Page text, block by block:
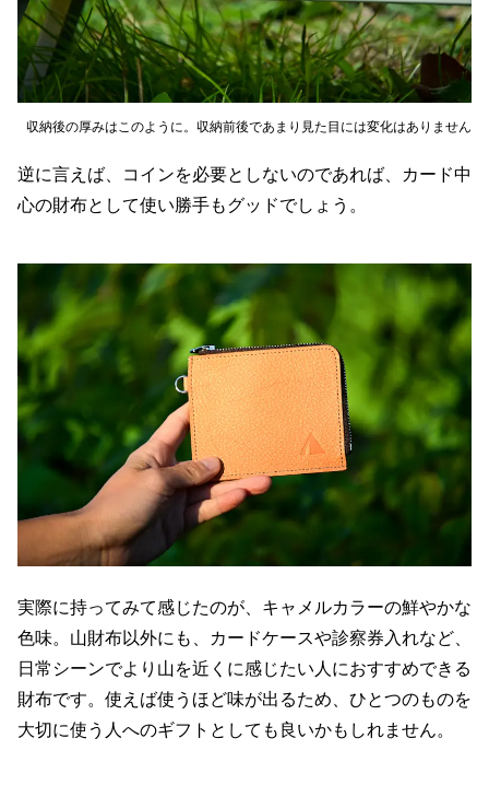
収納後の厚みはこのように。収納前後であまり見た目には変化はありません
逆に言えば、コインを必要としないのであれば、カード中
心の財布として使い勝手もグッドでしょう。
実際に持ってみて感じたのが、キャメルカラーの鮮やかな
色味。山財布以外にも、カードケースや診察券入れなど、
日常シーンでより山を近くに感じたい人におすすめできる
財布です。使えば使うほど味が出るため、ひとつのものを
大切に使う人へのギフトとしても良いかもしれません。